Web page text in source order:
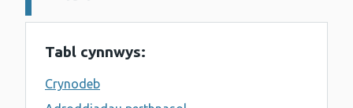
Tabl cynnwys:
Crynodeb